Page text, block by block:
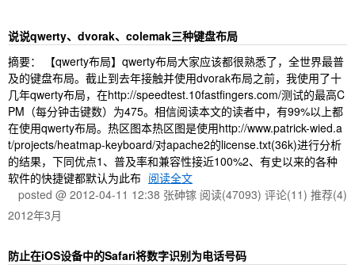
说说qwerty、dvorak、colemak三种键盘布局
摘要： 【qwerty布局】qwerty布局大家应该都很熟悉了，全世界最普
及的键盘布局。截止到去年接触并使用dvorak布局之前，我使用了十
几年qwerty布局，在http://speedtest.10fastfingers.com/测试的最高C
PM（每分钟击键数）为475。相信阅读本文的读者中，有99%以上都
在使用qwerty布局。热区图本热区图是使用http://www.patrick-wied.a
t/projects/heatmap-keyboard/对apache2的license.txt(36k)进行分析
的结果，下同优点1、普及率和兼容性接近100%2、有史以来的各种
软件的快捷键都默认为此布 阅读全文
posted @ 2012-04-11 12:38 张砷镓 阅读(47093) 评论(11) 推荐(4)
2012年3月
防止在iOS设备中的Safari将数字识别为电话号码